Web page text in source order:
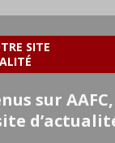
SITE
sur AAFC,